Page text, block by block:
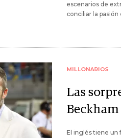
escenarios de
conciliar la
MILLONARIOS
Las
Beckham
El inglés tiene un